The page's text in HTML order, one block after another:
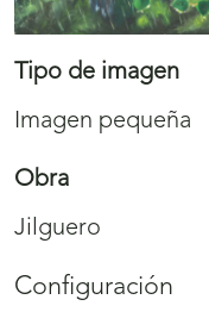
Tipo de imagen
Imagen pequeña
Obra
Jilguero
Configuración